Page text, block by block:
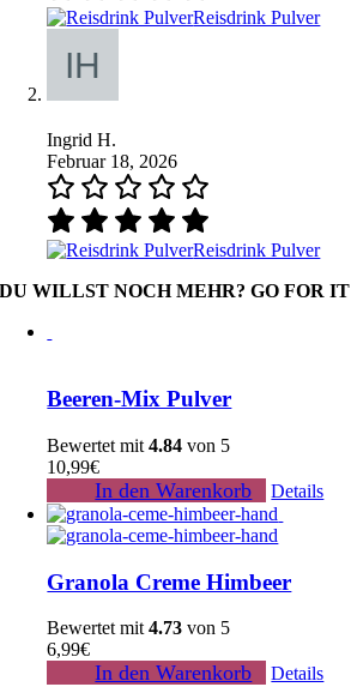
Reisdrink Pulver
Ingrid H.
Februar 18, 2026
Reisdrink Pulver
DU WILLST NOCH MEHR? GO FOR IT
Beeren-Mix Pulver
Bewertet mit4.84 von 5
10,99€
In den Warenkorb Details
Granola Creme Himbeer
Bewertet mit4.73 von 5
6,99€
In den Warenkorb Details